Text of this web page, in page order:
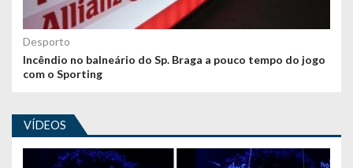
Desporto
Incêndio no balneário do Sp. Braga a pouco tempo do jogo
com o Sporting
VÍDEOS